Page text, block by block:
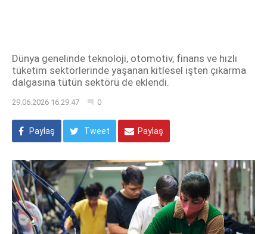
Dünya genelinde teknoloji, otomotiv, finans ve hızlı
tüketim sektörlerinde yaşanan kitlesel işten çıkarma
dalgasına tütün sektörü de eklendi.
29.06.2026 16:29:47 0
Paylaş Tweet Paylaş